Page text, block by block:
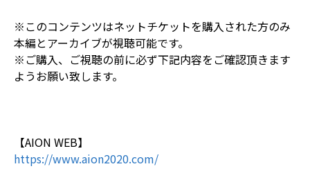
※このコンテンツはネットチケットを購入された方のみ
本編とアーカイブが視聴可能です。
※ご購入、ご視聴の前に必ず下記内容をご確認頂きます
ようお願い致します。
【AION WEB】
https://www.aion2020.com/